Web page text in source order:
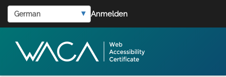
Direkt
zum
Select
your
User
account
menu
Anmelden